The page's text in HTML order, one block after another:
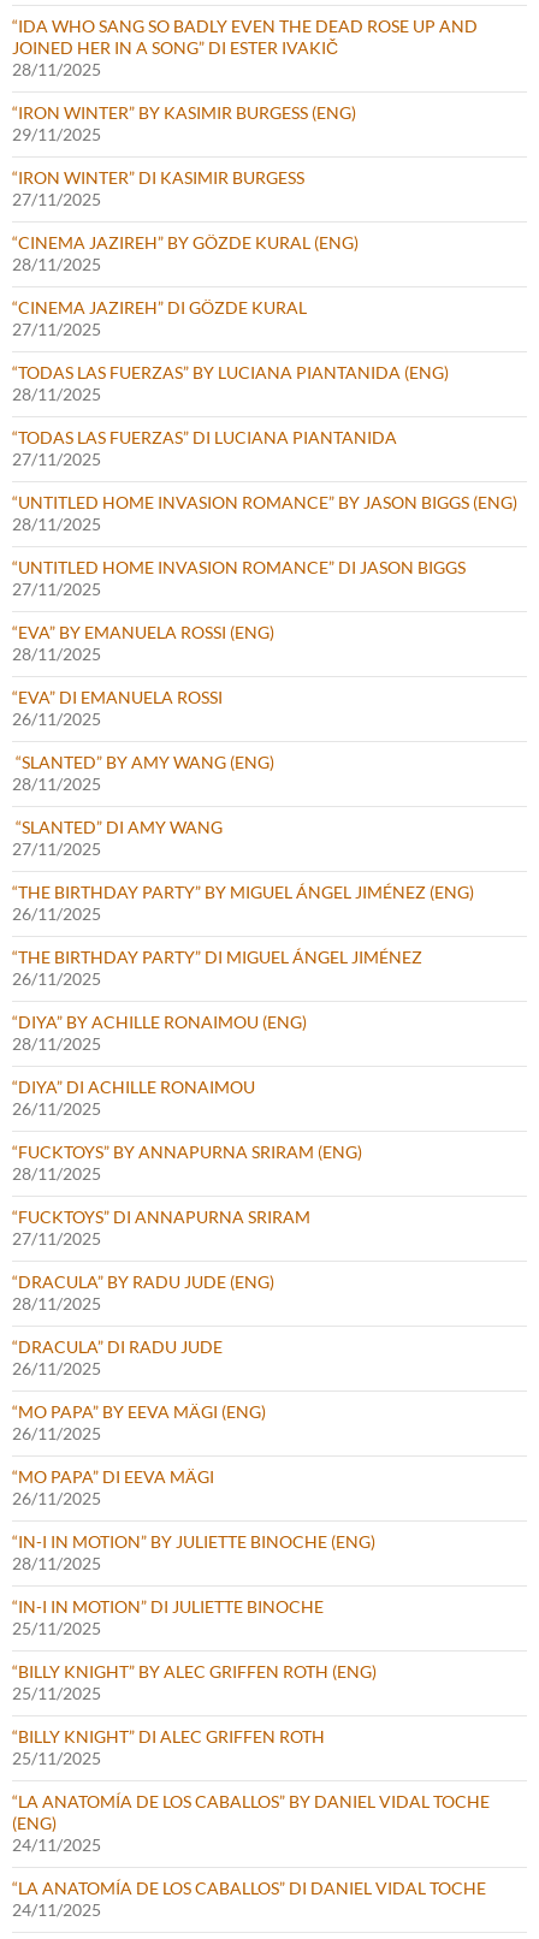
“IDA WHO SANG SO BADLY EVEN THE DEAD ROSE UP AND
JOINED HER IN A SONG” DI ESTER IVAKIČ
28/11/2025
“IRON WINTER” BY KASIMIR BURGESS (ENG)
29/11/2025
“IRON WINTER” DI KASIMIR BURGESS
27/11/2025
“CINEMA JAZIREH” BY GÖZDE KURAL (ENG)
28/11/2025
“CINEMA JAZIREH” DI GÖZDE KURAL
27/11/2025
“TODAS LAS FUERZAS” BY LUCIANA PIANTANIDA (ENG)
28/11/2025
“TODAS LAS FUERZAS” DI LUCIANA PIANTANIDA
27/11/2025
“UNTITLED HOME INVASION ROMANCE” BY JASON BIGGS (ENG)
28/11/2025
“UNTITLED HOME INVASION ROMANCE” DI JASON BIGGS
27/11/2025
“EVA” BY EMANUELA ROSSI (ENG)
28/11/2025
“EVA” DI EMANUELA ROSSI
26/11/2025
“SLANTED” BY AMY WANG (ENG)
28/11/2025
“SLANTED” DI AMY WANG
27/11/2025
“THE BIRTHDAY PARTY” BY MIGUEL ÁNGEL JIMÉNEZ (ENG)
26/11/2025
“THE BIRTHDAY PARTY” DI MIGUEL ÁNGEL JIMÉNEZ
26/11/2025
“DIYA” BY ACHILLE RONAIMOU (ENG)
28/11/2025
“DIYA” DI ACHILLE RONAIMOU
26/11/2025
“FUCKTOYS” BY ANNAPURNA SRIRAM (ENG)
28/11/2025
“FUCKTOYS” DI ANNAPURNA SRIRAM
27/11/2025
“DRACULA” BY RADU JUDE (ENG)
28/11/2025
“DRACULA” DI RADU JUDE
26/11/2025
“MO PAPA” BY EEVA MÄGI (ENG)
26/11/2025
“MO PAPA” DI EEVA MÄGI
26/11/2025
“IN-I IN MOTION” BY JULIETTE BINOCHE (ENG)
28/11/2025
“IN-I IN MOTION” DI JULIETTE BINOCHE
25/11/2025
“BILLY KNIGHT” BY ALEC GRIFFEN ROTH (ENG)
25/11/2025
“BILLY KNIGHT” DI ALEC GRIFFEN ROTH
25/11/2025
“LA ANATOMÍA DE LOS CABALLOS” BY DANIEL VIDAL TOCHE
(ENG)
24/11/2025
“LA ANATOMÍA DE LOS CABALLOS” DI DANIEL VIDAL TOCHE
24/11/2025